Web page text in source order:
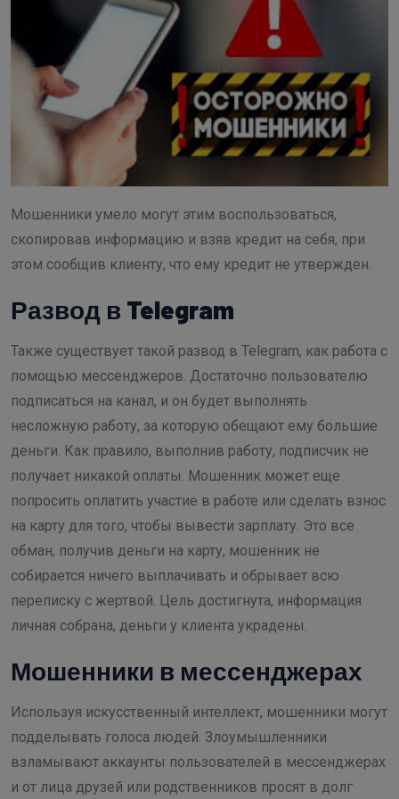
Мошенники умело могут этим воспользоваться,
скопировав информацию и взяв кредит на себя, при
этом сообщив клиенту, что ему кредит не утвержден.
Развод в Telegram
Также существует такой развод в Telegram, как работа с
помощью мессенджеров. Достаточно пользователю
подписаться на канал, и он будет выполнять
несложную работу, за которую обещают ему большие
деньги. Как правило, выполнив работу, подписчик не
получает никакой оплаты. Мошенник может еще
попросить оплатить участие в работе или сделать взнос
на карту для того, чтобы вывести зарплату. Это все
обман, получив деньги на карту, мошенник не
собирается ничего выплачивать и обрывает всю
переписку с жертвой. Цель достигнута, информация
личная собрана, деньги у клиента украдены.
Мошенники в мессенджерах
Используя искусственный интеллект, мошенники могут
подделывать голоса людей. Злоумышленники
взламывают аккаунты пользователей в мессенджерах
и от лица друзей или родственников просят в долг